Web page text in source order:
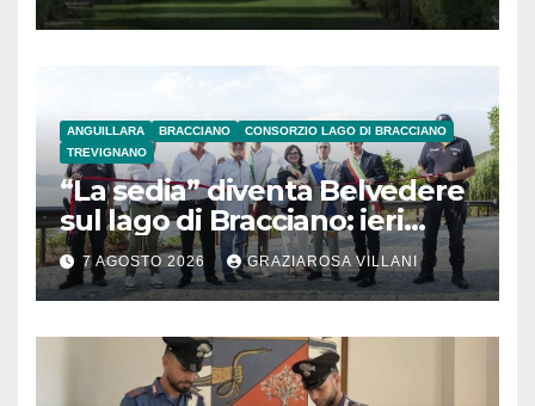
ANGUILLARA BRACCIANO
CONSORZIO LAGO DI BRACCIANO
TREVIGNANO
“La sedia” diventa Belvedere
sul lago di Bracciano: ieri
l’inaugurazione
7 AGOSTO 2026 GRAZIAROSA VILLANI